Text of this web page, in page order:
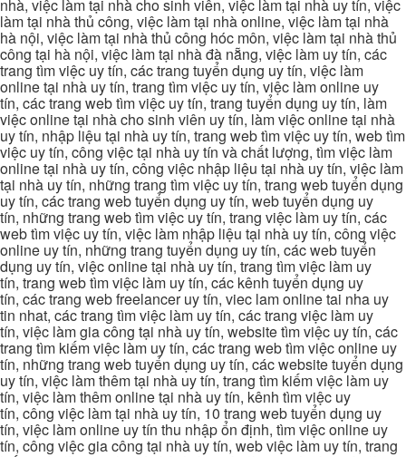
nhà, việc làm tại nhà cho sinh viên, việc làm tại nhà uy tín, việc
làm tại nhà thủ công, việc làm tại nhà online, việc làm tại nhà
hà nội, việc làm tại nhà thủ công hóc môn, việc làm tại nhà thủ
công tại hà nội, việc làm tại nhà đà nẵng, việc làm uy tín, các
trang tìm việc uy tín, các trang tuyển dụng uy tín, việc làm
online tại nhà uy tín, trang tìm việc uy tín, việc làm online uy
tín, các trang web tìm việc uy tín, trang tuyển dụng uy tín, làm
việc online tại nhà cho sinh viên uy tín, làm việc online tại nhà
uy tín, nhập liệu tại nhà uy tín, trang web tìm việc uy tín, web tìm
việc uy tín, công việc tại nhà uy tín và chất lượng, tìm việc làm
online tại nhà uy tín, công việc nhập liệu tại nhà uy tín, việc làm
tại nhà uy tín, những trang tìm việc uy tín, trang web tuyển dụng
uy tín, các trang web tuyển dụng uy tín, web tuyển dụng uy
tín, những trang web tìm việc uy tín, trang việc làm uy tín, các
web tìm việc uy tín, việc làm nhập liệu tại nhà uy tín, công việc
online uy tín, những trang tuyển dụng uy tín, các web tuyển
dụng uy tín, việc online tại nhà uy tín, trang tìm việc làm uy
tín, trang web tìm việc làm uy tín, các kênh tuyển dụng uy
tín, các trang web freelancer uy tín, viec lam online tai nha uy
tin nhat, các trang tìm việc làm uy tín, các trang việc làm uy
tín, việc làm gia công tại nhà uy tín, website tìm việc uy tín, các
trang tìm kiếm việc làm uy tín, các trang web tìm việc online uy
tín, những trang web tuyển dụng uy tín, các website tuyển dụng
uy tín, việc làm thêm tại nhà uy tín, trang tìm kiếm việc làm uy
tín, việc làm thêm online tại nhà uy tín, kênh tìm việc uy
tín, công việc làm tại nhà uy tín, 10 trang web tuyển dụng uy
tín, việc làm online uy tín thu nhập ổn định, tìm việc online uy
tín, công việc gia công tại nhà uy tín, web việc làm uy tín, trang